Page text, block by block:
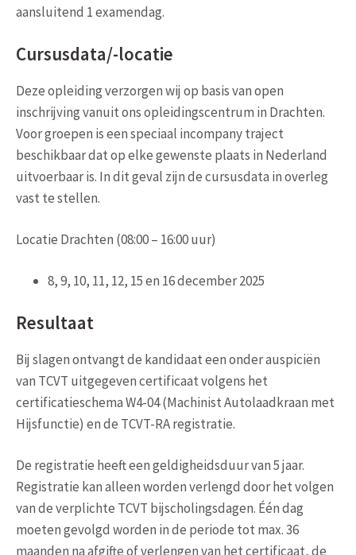
aansluitend 1 examendag.
Cursusdata/-locatie
Deze opleiding verzorgen wij op basis van open
inschrijving vanuit ons opleidingscentrum in Drachten.
Voor groepen is een speciaal incompany traject
beschikbaar dat op elke gewenste plaats in Nederland
uitvoerbaar is. In dit geval zijn de cursusdata in overleg
vast te stellen.
Locatie Drachten (08:00 – 16:00 uur)
8, 9, 10, 11, 12, 15 en 16 december 2025
Resultaat
Bij slagen ontvangt de kandidaat een onder auspiciën
van TCVT uitgegeven certificaat volgens het
certificatieschema W4-04 (Machinist Autolaadkraan met
Hijsfunctie) en de TCVT-RA registratie.
De registratie heeft een geldigheidsduur van 5 jaar.
Registratie kan alleen worden verlengd door het volgen
van de verplichte TCVT bijscholingsdagen. Één dag
moeten gevolgd worden in de periode tot max. 36
maanden na afgifte of verlengen van het certificaat, de